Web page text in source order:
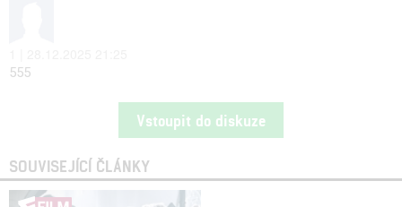
555
Vstoupit do diskuze
SOUVISEJÍCÍ ČLÁNKY